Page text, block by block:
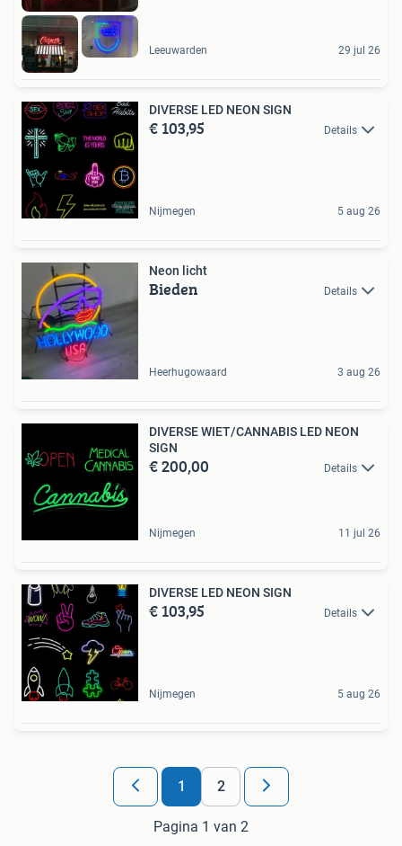
Leeuwarden 29 jul 26
DIVERSE LED NEON SIGN
€ 103,95 Details
Nijmegen 5 aug 26
Neon licht
Bieden Details
Heerhugowaard 3 aug 26
DIVERSE WIET/CANNABIS LED NEON
SIGN
€ 200,00 Details
Nijmegen 11 jul 26
DIVERSE LED NEON SIGN
€ 103,95 Details
Nijmegen 5 aug 26
1 2
Pagina 1 van 2